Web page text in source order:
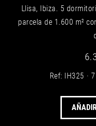
Llisa, Ibiza. 5
parcela de 1.600 m²
Ref: IH325